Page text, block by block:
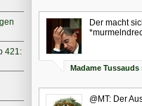
Der macht
Madame Tussauds
@MT: Der
421: